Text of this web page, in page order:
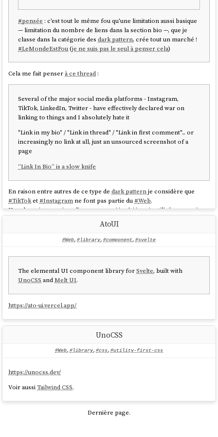
<text-red> red text </text-red>
flex> flexbox </ flex>
I'm feeling <i-line-md-emoji-grin /> today!
<div class ="flex"> flexbox </div
I'm feeling <span class ="i-line-md-emoji-
grin" ></span > today!
Je trouve ces syntaxes élégantes, mais, à ma connaissance, elles sont
très peu courantes. Si je me mets à la place d'un développeur
"onbordé"
Tagify mode, je crains que cela puisse être un choc pour lui. Il me
Je me demande donc si le gain final est réellement positif ou négatif.
Pour le moment,j'ai décidéque n'utiliserait pas les fonctionnalités
Tagify mode.
#pensée : c'est tout le même fou qu'une limitation aussi basique
— limitation du nombre de liens dans la section bio —, que je
classe dans la catégorie desdark pattern, crée tout un marché !
#LeMondeEstFou(je ne suis pas le seul à penser cela)
Cela me fait penserà ce thread :
Several of the major social media platforms - Instagram,
TikTok, LinkedIn, Twitter - have effectively declared war on
linking to things and I absolutely hate it
"Link in my bio" / "Link in thread" / "Link in first comment"... or
increasingly no link at all, just an unsourced screenshot of a
page
“Link In Bio” is a slow knife
En raison entre autres de ce type dedark patternje considère que
#TikToket #Instagram ne font pas partie du #Web.
Une des raisons qui explique pourquoi je n'ai jamais utilisé ces services.
AtoUI
#Web, #library, #component, #svelte
The elemental UI component library forSvelte, built with
UnoCSS andMelt UI.
https://ato-ui.vercel.app/
UnoCSS
#Web, #library, #css, #utility-first-css
https://unocss.dev/
Voir aussiTailwind CSS.
Dernière page.